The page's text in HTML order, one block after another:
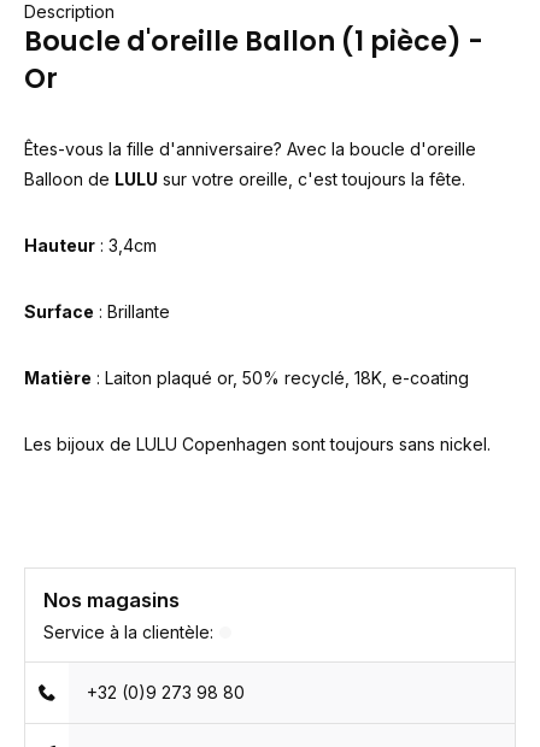
Description
Boucle d'oreille Ballon (1 pièce) -
Or
Êtes-vous la fille d'anniversaire? Avec la boucle d'oreille
Balloon de LULU sur votre oreille, c'est toujours la fête.
Hauteur : 3,4cm
Surface : Brillante
Matière : Laiton plaqué or, 50% recyclé, 18K, e-coating
Les bijoux de LULU Copenhagen sont toujours sans nickel.
Nos magasins
Service à la clientèle:
+32 (0)9 273 98 80